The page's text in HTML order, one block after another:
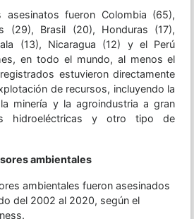
fueron Colombia (65),
(29), Brasil (20), Honduras (17),
(13), Nicaragua (12) y el Perú
en todo el mundo, al menos el
estuvieron directamente
de recursos, incluyendo la
minería y la agroindustria a gran
hidroeléctricas y otro tipo de
ambientales
ambientales fueron asesinados
del 2002 al 2020, según el